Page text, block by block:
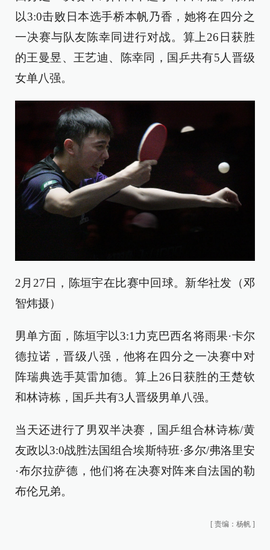
以3:0击败日本选手桥本帆乃香，她将在四分之
一决赛与队友陈幸同进行对战。算上26日获胜
的王曼昱、王艺迪、陈幸同，国乒共有5人晋级
女单八强。
2月27日，陈垣宇在比赛中回球。新华社发（邓
智炜摄）
男单方面，陈垣宇以3:1力克巴西名将雨果·卡尔
德拉诺，晋级八强，他将在四分之一决赛中对
阵瑞典选手莫雷加德。算上26日获胜的王楚钦
和林诗栋，国乒共有3人晋级男单八强。
当天还进行了男双半决赛，国乒组合林诗栋/黄
友政以3:0战胜法国组合埃斯特班·多尔/弗洛里安
·布尔拉萨德，他们将在决赛对阵来自法国的勒
布伦兄弟。
[ 责编：杨帆 ]